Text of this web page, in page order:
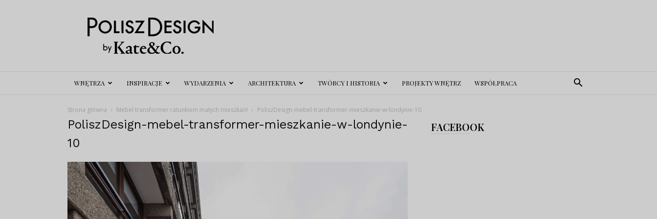
Polisz
Design
WNĘTRZA INSPIRACJE WYDARZENIA ARCHITEKTURA TWÓRCY I HISTORIA PROJEKTY WNĘTRZ WSPÓŁPRACA
Strona główna Mebel transformer ratunkiem małych mieszkań! PoliszDesign-mebel-transformer-mieszkanie-w-londynie-10
PoliszDesign-mebel-transformer-mieszkanie-w-londynie-
10
FACEBOOK